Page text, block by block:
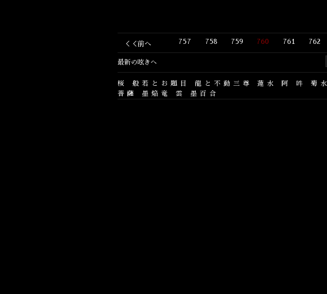
＜＜前へ 757 758 759 760 761 762
最新の呟きへ
桜 般若とお題目 龍と不動三尊 蓮水 阿 吽 菊水
菩薩
墨焔竜 雲 墨百合